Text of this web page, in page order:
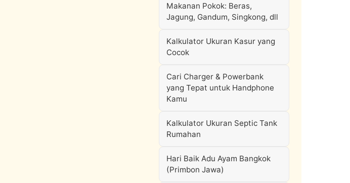
Makanan Pokok: Beras,
Jagung, Gandum, Singkong, dll
Kalkulator Ukuran Kasur yang
Cocok
Cari Charger & Powerbank
yang Tepat untuk Handphone
Kamu
Kalkulator Ukuran Septic Tank
Rumahan
Hari Baik Adu Ayam Bangkok
(Primbon Jawa)